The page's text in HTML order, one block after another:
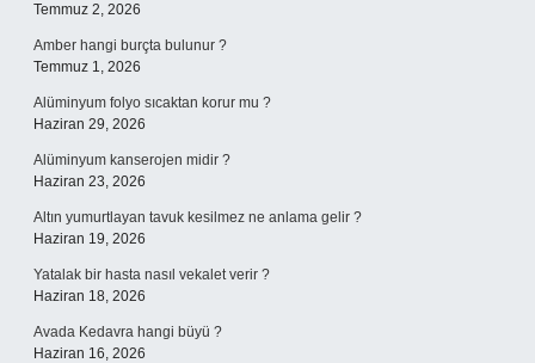
Temmuz 2, 2026
Amber hangi burçta bulunur ?
Temmuz 1, 2026
Alüminyum folyo sıcaktan korur mu ?
Haziran 29, 2026
Alüminyum kanserojen midir ?
Haziran 23, 2026
Altın yumurtlayan tavuk kesilmez ne anlama gelir ?
Haziran 19, 2026
Yatalak bir hasta nasıl vekalet verir ?
Haziran 18, 2026
Avada Kedavra hangi büyü ?
Haziran 16, 2026